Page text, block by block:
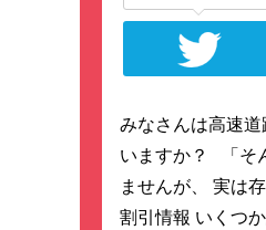
みなさんは高速
いますか？ 「そ
ませんが、 実は
割引情報 いくつ